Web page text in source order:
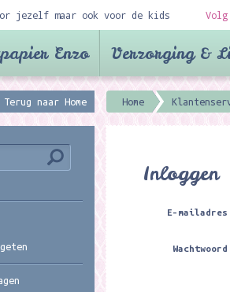
jezelf maar ook voor de kids
Enzo Verzorging &
Terug naar Home Home
Inloggen
E-